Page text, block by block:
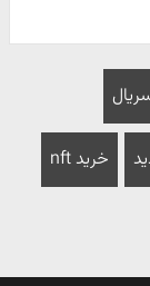
خرید nft